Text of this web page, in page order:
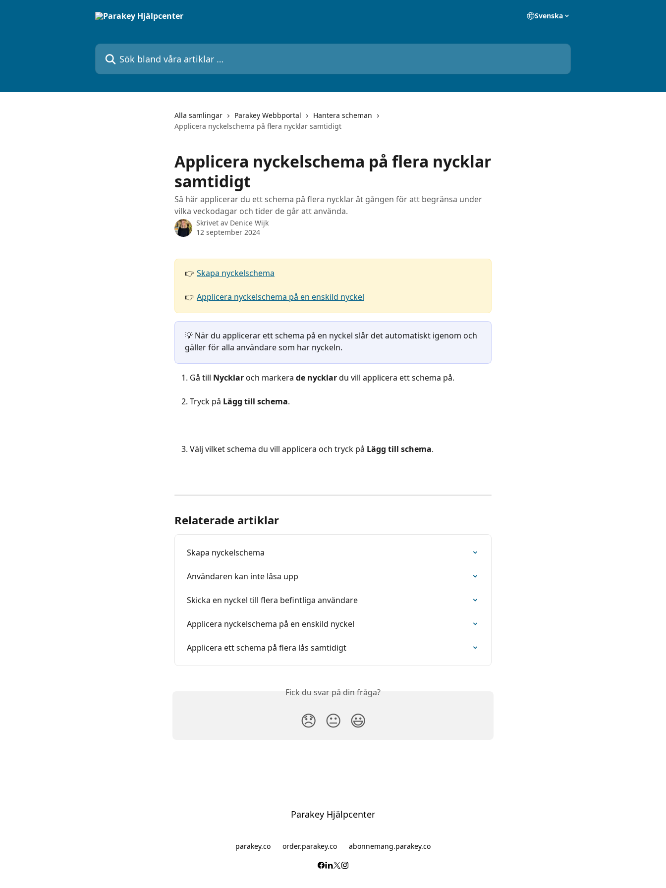
Svenska
Sök bland våra artiklar …
Alla samlingar Parakey Webbportal
Hantera scheman
Applicera nyckelschema på flera nycklar samtidigt
Applicera nyckelschema på flera nycklar
samtidigt
Så här applicerar du ett schema på flera nycklar åt gången för att begränsa under
vilka veckodagar och tider de går att använda.
Skrivet av Denice Wijk
12 september 2024
👉 Skapa nyckelschema
👉 Applicera nyckelschema på en enskild nyckel
💡 När du applicerar ett schema på en nyckel slår det automatiskt igenom och
gäller för alla användare som har nyckeln.
Gå till Nycklar och markera de nycklar du vill applicera ett schema på.
Tryck på Lägg till schema.
Välj vilket schema du vill applicera och tryck på Lägg till schema.
Relaterade artiklar
Skapa nyckelschema
Användaren kan inte låsa upp
Skicka en nyckel till flera befintliga användare
Applicera nyckelschema på en enskild nyckel
Applicera ett schema på flera lås samtidigt
Fick du svar på din fråga?
😞 😐 😃
Parakey Hjälpcenter
parakey.co order.parakey.co abonnemang.parakey.co